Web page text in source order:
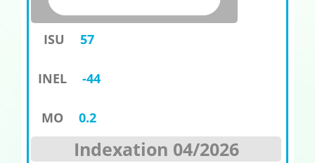
ISU 57
INEL -44
MO 0.2
Indexation 04/2026